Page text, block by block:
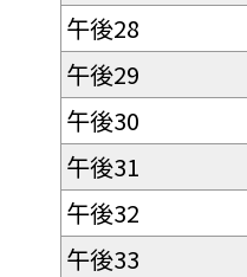
午後28
午後29
午後30
午後31
午後32
午後33